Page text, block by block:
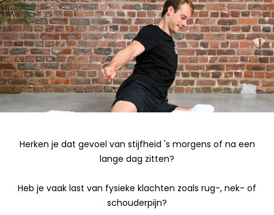
Herken je dat gevoel van stijfheid 's morgens of na een
lange dag zitten?
Heb je vaak last van fysieke klachten zoals rug-, nek- of
schouderpijn?